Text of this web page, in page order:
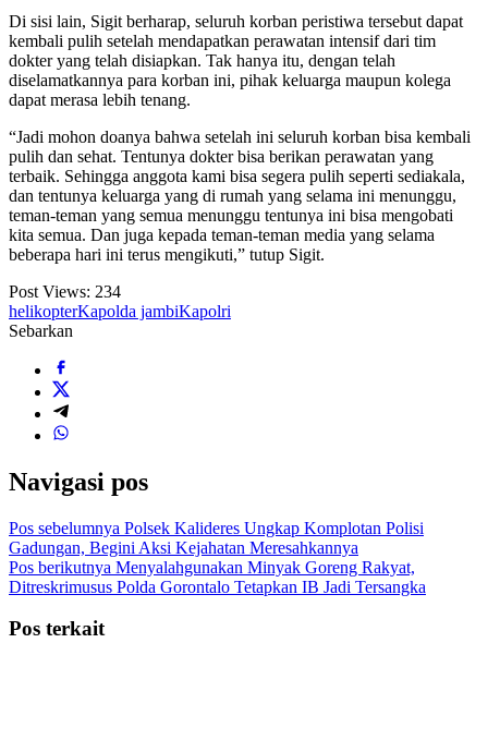
Di sisi lain, Sigit berharap, seluruh korban peristiwa tersebut dapat
kembali pulih setelah mendapatkan perawatan intensif dari tim
dokter yang telah disiapkan. Tak hanya itu, dengan telah
diselamatkannya para korban ini, pihak keluarga maupun kolega
dapat merasa lebih tenang.
“Jadi mohon doanya bahwa setelah ini seluruh korban bisa kembali
pulih dan sehat. Tentunya dokter bisa berikan perawatan yang
terbaik. Sehingga anggota kami bisa segera pulih seperti sediakala,
dan tentunya keluarga yang di rumah yang selama ini menunggu,
teman-teman yang semua menunggu tentunya ini bisa mengobati
kita semua. Dan juga kepada teman-teman media yang selama
beberapa hari ini terus mengikuti,” tutup Sigit.
Post Views: 234
helikopterKapolda jambiKapolri
Sebarkan
Navigasi pos
Pos sebelumnya Polsek Kalideres Ungkap Komplotan Polisi
Gadungan, Begini Aksi Kejahatan Meresahkannya
Pos berikutnya Menyalahgunakan Minyak Goreng Rakyat,
Ditreskrimusus Polda Gorontalo Tetapkan IB Jadi Tersangka
Pos terkait